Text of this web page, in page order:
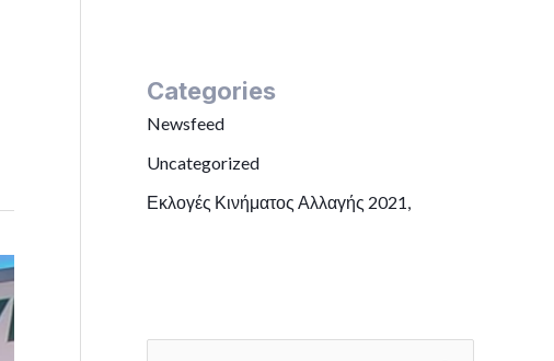
Categories
Newsfeed
Uncategorized
Εκλογές Κινήματος Αλλαγής 2021,